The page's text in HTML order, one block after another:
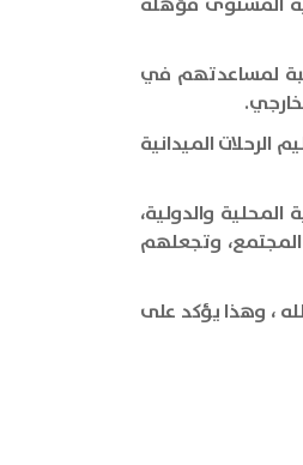
لمساعدتهم في
الميدانية
والدولية،
المجتمع، وتجعلهم
، وهذا يؤكد على